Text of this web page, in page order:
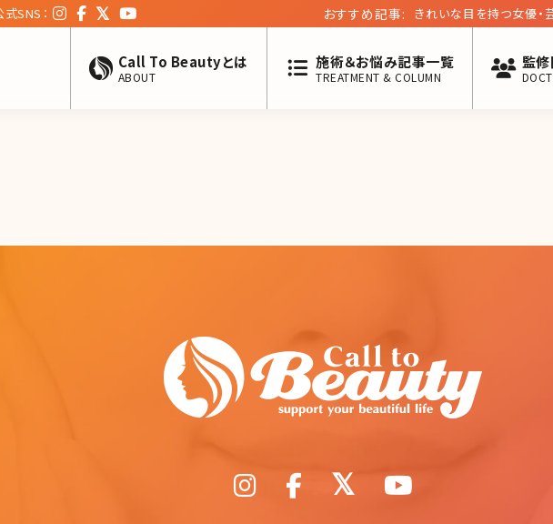
式SNS： おすすめ記事: きれいな目を持つ女優・
Call To Beautyとは
ABOUT
施術＆お悩み記事一覧
TREATMENT & COLUMN
監